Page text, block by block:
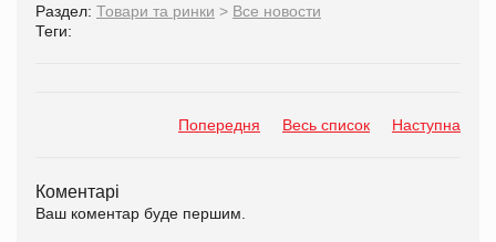
Раздел: Товари та ринки > Все новости
Теги:
Попередня Весь список Наступна
Коментарі
Ваш коментар буде першим.